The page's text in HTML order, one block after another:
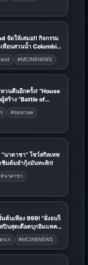
เสมอ!! กิจกรรม
ทือนสวนน้ำ Columbia
ทยา
#MCINENEWS
วนคืนอีกครั้ง! “House
สร้าง “Battle of
ที่นี่ที่เดียว
#ยมหวนค
นาตาชา” โชว์สกิลเทพ
ชิมต้มยำกุ้งมันทะลัก!
#นาตาชา
ต้นเพียง 999! "ฝั่งธนร็
ส์, แบงค์ ปรีติ, สวี
า เอ็นโดรฟิน, โลโม
รเร #MCINENEWS